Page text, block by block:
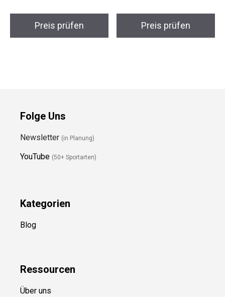
Preis prüfen Preis prüfen
Folge Uns
Newsletter (in Planung)
YouTube (50+ Sportarten)
Kategorien
Blog
Ressourcen
Über uns